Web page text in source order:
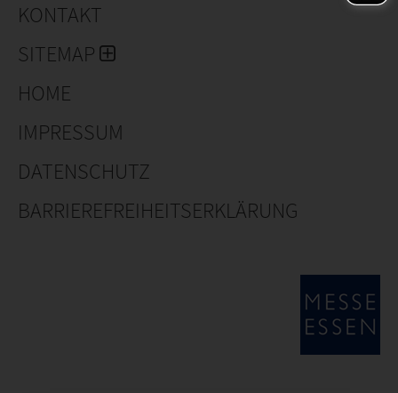
KONTAKT
SITEMAP
HOME
IMPRESSUM
DATENSCHUTZ
BARRIEREFREIHEITSERKLÄRUNG